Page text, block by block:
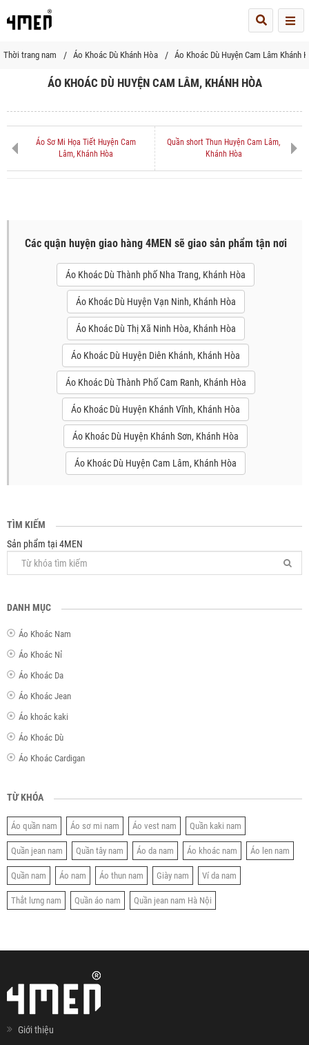
Thời trang nam Áo Khoác Dù Khánh Hòa Áo Khoác Dù Huyện Cam Lâm Khánh
ÁO KHOÁC DÙ HUYỆN CAM LÂM, KHÁNH HÒA
Áo Sơ Mi Họa Tiết Huyện Cam
Lâm, Khánh Hòa
Quần short Thun Huyện Cam Lâm,
Khánh Hòa
Các quận huyện giao hàng 4MEN sẽ giao sản phẩm tận nơi
Áo Khoác Dù Thành phố Nha Trang, Khánh Hòa
Áo Khoác Dù Huyện Vạn Ninh, Khánh Hòa
Áo Khoác Dù Thị Xã Ninh Hòa, Khánh Hòa
Áo Khoác Dù Huyện Diên Khánh, Khánh Hòa
Áo Khoác Dù Thành Phố Cam Ranh, Khánh Hòa
Áo Khoác Dù Huyện Khánh Vĩnh, Khánh Hòa
Áo Khoác Dù Huyện Khánh Sơn, Khánh Hòa
Áo Khoác Dù Huyện Cam Lâm, Khánh Hòa
TÌM KIẾM
Sản phẩm tại 4MEN
DANH MỤC
Áo Khoác Nam
Áo Khoác Nỉ
Áo Khoác Da
Áo Khoác Jean
Áo khoác kaki
Áo Khoác Dù
Áo Khoác Cardigan
TỪ KHÓA
Áo quần nam Áo sơ mi nam Áo vest nam Quần kaki nam
Quần jean nam Quần tây nam Áo da nam Áo khoác nam Áo len nam
Quần nam Áo nam Áo thun nam Giày nam Ví da nam
Thắt lưng nam Quần áo nam Quần jean nam Hà Nội
Giới thiệu